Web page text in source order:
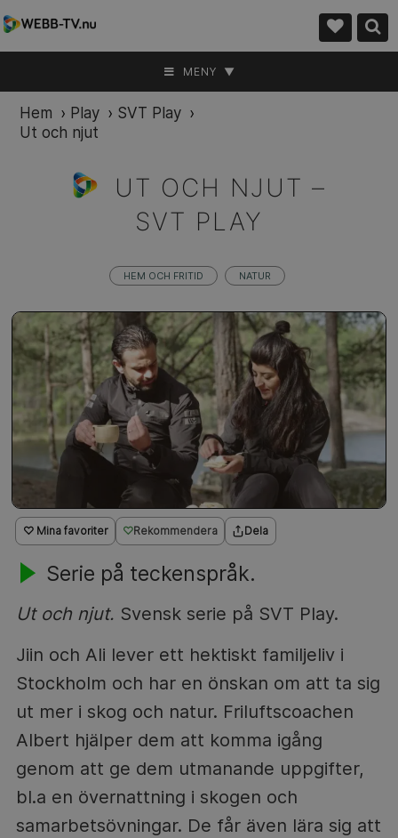
MENY ▼
Hem › Play › SVT Play ›
Ut och njut
UT OCH NJUT –
SVT PLAY
♡ Mina favoriter Rekommendera Dela
Serie på teckenspråk.
Ut och njut. Svensk serie på SVT Play.
Jiin och Ali lever ett hektiskt familjeliv i
Stockholm och har en önskan om att ta sig
ut mer i skog och natur. Friluftscoachen
Albert hjälper dem att komma igång
genom att ge dem utmanande uppgifter,
bl.a en övernattning i skogen och
samarbetsövningar. De får även lära sig att
HEM OCH FRITID NATUR